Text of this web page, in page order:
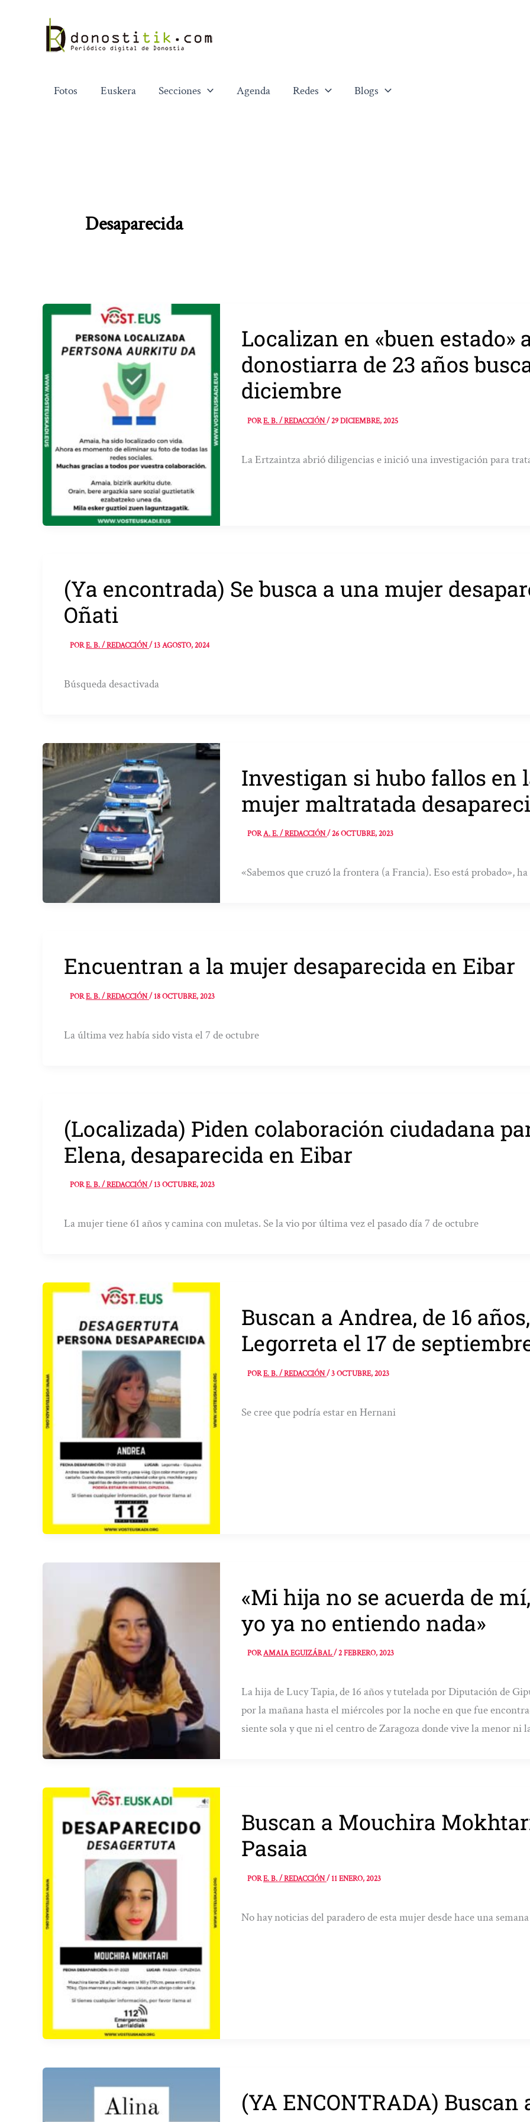
contenido
Fotos Euskera Secciones Agenda Redes Blogs
Desaparecida
Localizan en «buen estado»
donostiarra de 23 años
diciembre
PORE. B. / REDACCIÓN/29 DICIEMBRE, 2025
La Ertzaintza abrió diligencias e inició una investigación para
(Ya encontrada) Se busca a una mujer
Oñati
PORE. B. / REDACCIÓN/13 AGOSTO, 2024
Búsqueda desactivada
Investigan si hubo fallos en
mujer maltratada
PORA. E. / REDACCIÓN/26 OCTUBRE, 2023
«Sabemos que cruzó la frontera (a Francia). Eso está probado»,
Encuentran a la mujer desaparecida en Eibar
PORE. B. / REDACCIÓN/18 OCTUBRE, 2023
La última vez había sido vista el 7 de octubre
(Localizada) Piden colaboración ciudadana
Elena, desaparecida en Eibar
PORE. B. / REDACCIÓN/13 OCTUBRE, 2023
La mujer tiene 61 años y camina con muletas. Se la vio por última vez el pasado día 7 de octubre
Buscan a Andrea, de 16
Legorreta el 17 de
PORE. B. / REDACCIÓN/3 OCTUBRE, 2023
Se cree que podría estar en Hernani
«Mi hija no se acuerda de
yo ya no entiendo nada»
PORAMAIA EGUIZÁBAL/2 FEBRERO, 2023
La hija de Lucy Tapia, de 16 años y tutelada por Diputación de
por la mañana hasta el miércoles por la noche en que fue
siente sola y que ni el centro de Zaragoza donde vive la menor
Buscan a Mouchira
Pasaia
PORE. B. / REDACCIÓN/11 ENERO, 2023
No hay noticias del paradero de esta mujer desde hace una semana
(YA ENCONTRADA)